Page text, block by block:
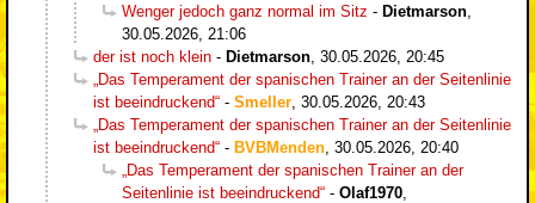
Wenger jedoch ganz normal im Sitz - Dietmarson
30.05.2026, 21:06
der ist noch klein - Dietmarson 30.05.2026, 20:45
„Das Temperament der spanischen Trainer an der Seitenlinie
ist beeindruckend“ - Smeller 30.05.2026, 20:43
„Das Temperament der spanischen Trainer an der Seitenlinie
ist beeindruckend“ - BVBMenden 30.05.2026, 20:40
„Das Temperament der spanischen Trainer an der
Seitenlinie ist beeindruckend“ - Olaf1970